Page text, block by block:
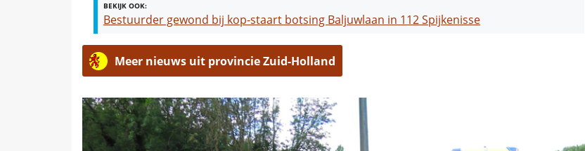
BEKIJK OOK:
Bestuurder gewond bij kop-staart botsing Baljuwlaan in 112 Spijkenisse
Meer nieuws uit provincie Zuid-Holland